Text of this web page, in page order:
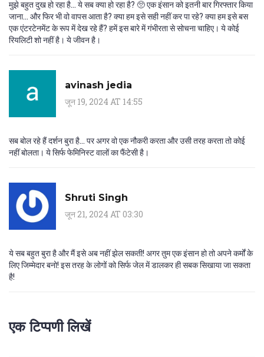
मुझे बहुत दुख हो रहा है... ये सब क्या हो रहा है? 🥺 एक इंसान को इतनी बार गिरफ्तार किया
जाना... और फिर भी वो वापस आता है? क्या हम इसे सही नहीं कर पा रहे? क्या हम इसे बस
एक एंटरटेनमेंट के रूप में देख रहे हैं? हमें इस बारे में गंभीरता से सोचना चाहिए। ये कोई
रियलिटी शो नहीं है। ये जीवन है।
avinash jedia
जून 19, 2024 AT 14:55
सब बोल रहे हैं दर्शन बुरा है... पर अगर वो एक नौकरी करता और उसी तरह करता तो कोई
नहीं बोलता। ये सिर्फ फेमिनिस्ट वालों का फैंटेसी है।
Shruti Singh
जून 21, 2024 AT 03:30
ये सब बहुत बुरा है और मैं इसे अब नहीं झेल सकती! अगर तुम एक इंसान हो तो अपने कर्मों के
लिए जिम्मेदार बनो! इस तरह के लोगों को सिर्फ जेल में डालकर ही सबक सिखाया जा सकता
है!
एक टिप्पणी लिखें